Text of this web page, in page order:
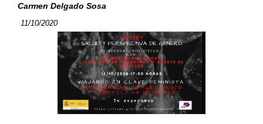
Carmen Delgado Sosa
11/10/2020